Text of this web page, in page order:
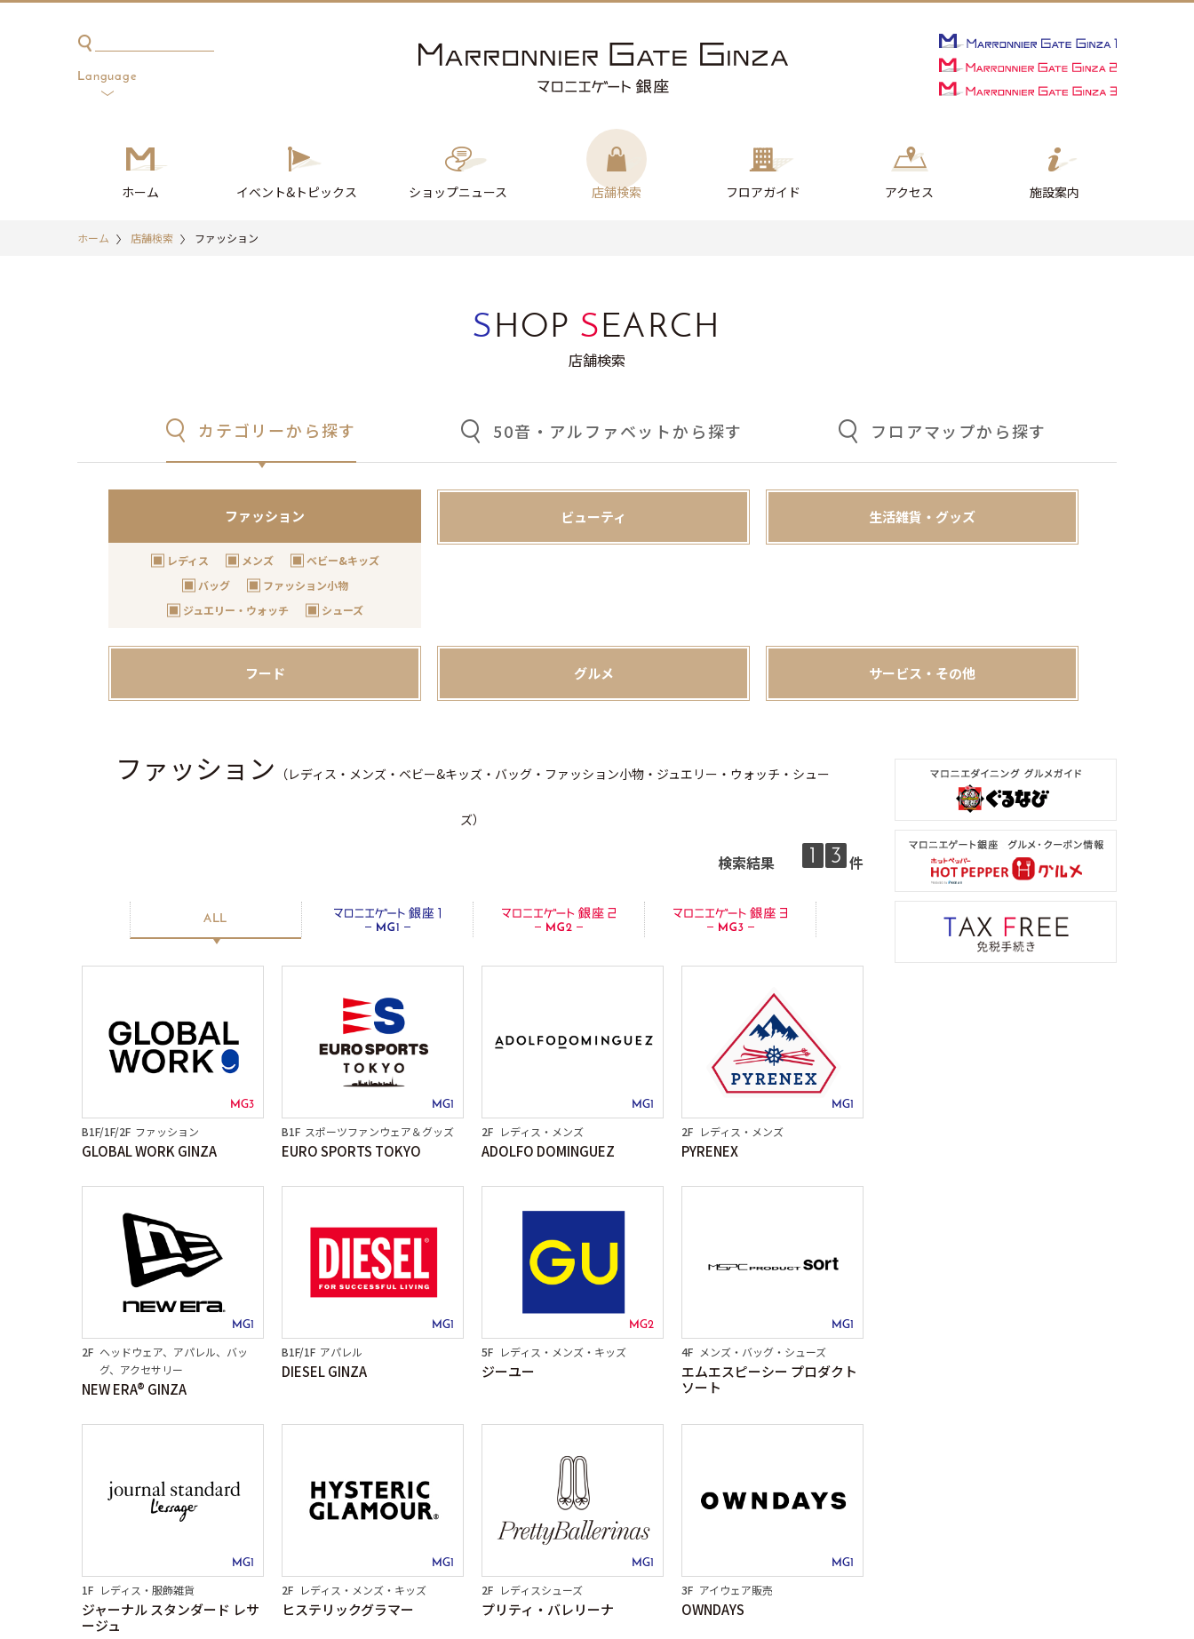
Language
日本語
繁体中文
ホーム イベント&トピックス ショップニュース 店舗検索 フロアガイド アクセス 施設案内
ホーム 店舗検索 ファッション
SHOP SEARCH
店舗検索
カテゴリーから探す 50音・アルファベットから探す フロアマップから探す
ファッション
レディス メンズ
ベビー&キッズ
バッグ
ファッション小物
ジュエリー・ウォッチ
シューズ
ビューティ 生活雑貨・グッズ
フード グルメ サービス・その他
ファッション （レディス・メンズ・ベビー&キッズ・バッグ・ファッション小物・ジュエリー・ウォッチ・シュー
ズ）
検索結果 1 3 件
ALL
マロニエゲート銀座１ マロニエゲート銀座２ マロニエゲート銀座３
MG3
B1F/1F/2F ファッション
GLOBAL WORK GINZA
MG1
B1F スポーツファンウェア＆グッズ
EURO SPORTS TOKYO
MG1
2F レディス・メンズ
ADOLFO DOMINGUEZ
MG1
2F レディス・メンズ
PYRENEX
MG1
2F ヘッドウェア、アパレル、バッ
グ、アクセサリー
NEW ERA® GINZA
MG1
B1F/1F アパレル
DIESEL GINZA
MG2
5F レディス・メンズ・キッズ
ジーユー
MG1
4F メンズ・バッグ・シューズ
エムエスピーシー プロダクト
ソート
MG1
1F レディス・服飾雑貨
ジャーナル スタンダード レサ
ージュ
MG1
2F レディス・メンズ・キッズ
ヒステリックグラマー
MG1
2F レディスシューズ
プリティ・バレリーナ
MG1
3F アイウェア販売
OWNDAYS